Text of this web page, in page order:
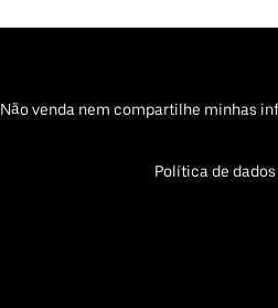
Não venda nem compartilhe minhas
Política de